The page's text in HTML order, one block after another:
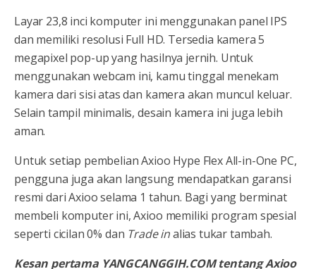
Layar 23,8 inci komputer ini menggunakan panel IPS
dan memiliki resolusi Full HD. Tersedia kamera 5
megapixel pop-up yang hasilnya jernih. Untuk
menggunakan webcam ini, kamu tinggal menekam
kamera dari sisi atas dan kamera akan muncul keluar.
Selain tampil minimalis, desain kamera ini juga lebih
aman.
Untuk setiap pembelian Axioo Hype Flex All-in-One PC,
pengguna juga akan langsung mendapatkan garansi
resmi dari Axioo selama 1 tahun. Bagi yang berminat
membeli komputer ini, Axioo memiliki program spesial
seperti cicilan 0% dan Trade inalias tukar tambah.
Kesan pertama YANGCANGGIH.COM tentang Axioo